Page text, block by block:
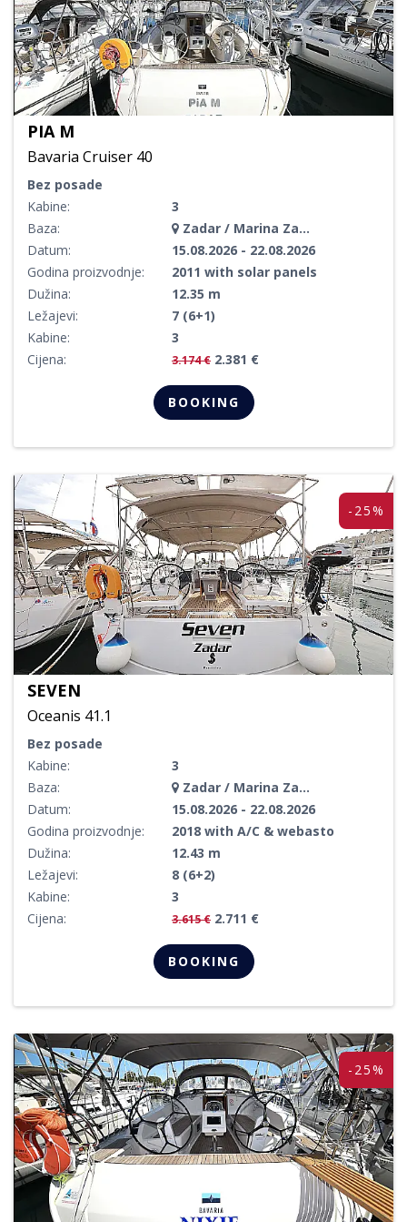
PIA M
Bavaria Cruiser 40
Bez posade
Kabine:
3
Baza:
Zadar / Marina Zadar
Datum:
15.08.2026 - 22.08.2026
Godina proizvodnje:
2011 with solar panels
Dužina:
12.35 m
Ležajevi:
7 (6+1)
Kabine:
3
Cijena:
3.174 € 2.381 €
BOOKING
-25%
SEVEN
Oceanis 41.1
Bez posade
Kabine:
3
Baza:
Zadar / Marina Zadar
Datum:
15.08.2026 - 22.08.2026
Godina proizvodnje:
2018 with A/C & webasto
Dužina:
12.43 m
Ležajevi:
8 (6+2)
Kabine:
3
Cijena:
3.615 € 2.711 €
BOOKING
-25%